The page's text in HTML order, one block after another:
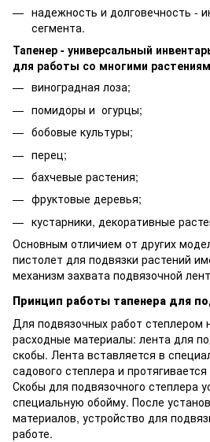
надежность и долговечность -
сегмента.
Тапенер - универсальный
для работы со многими
виноградная лоза;
помидоры и огурцы;
бобовые культуры;
перец;
бахчевые растения;
фруктовые деревья;
кустарники, декоративные
Основным отличием от других
пистолет для подвязки растений
механизм захвата подвязочной
Принцип работы тапенера для
Для подвязочных работ степлером
расходные материалы: лента для
скобы. Лента вставляется в
садового степлера и
Скобы для подвязочного степлера
специальную обойму. После
материалов, устройство для
работе.